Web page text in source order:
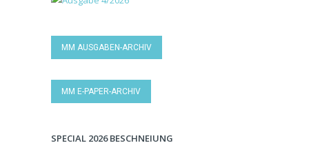
MM AUSGABEN-ARCHIV
MM E-PAPER-ARCHIV
SPECIAL 2026 BESCHNEIUNG